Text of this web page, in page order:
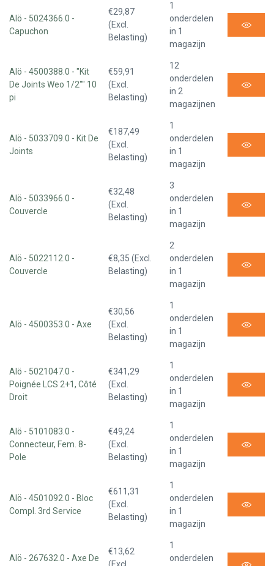
Alö - 5024366.0 -
Capuchon
€29,87
(Excl.
Belasting)
1
onderdelen
in 1
magazijn
Alö - 4500388.0 - "Kit
De Joints Weo 1/2"" 10
pi
€59,91
(Excl.
Belasting)
12
onderdelen
in 2
magazijnen
Alö - 5033709.0 - Kit De
Joints
€187,49
(Excl.
Belasting)
1
onderdelen
in 1
magazijn
Alö - 5033966.0 -
Couvercle
€32,48
(Excl.
Belasting)
3
onderdelen
in 1
magazijn
Alö - 5022112.0 -
Couvercle
€8,35 (Excl.
Belasting)
2
onderdelen
in 1
magazijn
Alö - 4500353.0 - Axe
€30,56
(Excl.
Belasting)
1
onderdelen
in 1
magazijn
Alö - 5021047.0 -
Poignée LCS 2+1, Côté
Droit
€341,29
(Excl.
Belasting)
1
onderdelen
in 1
magazijn
Alö - 5101083.0 -
Connecteur, Fem. 8-
Pole
€49,24
(Excl.
Belasting)
1
onderdelen
in 1
magazijn
Alö - 4501092.0 - Bloc
Compl. 3rd Service
€611,31
(Excl.
Belasting)
1
onderdelen
in 1
magazijn
Alö - 267632.0 - Axe De
€13,62
1
onderdelen